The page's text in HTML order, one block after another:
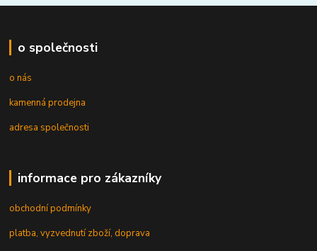
o společnosti
o nás
kamenná prodejna
adresa společnosti
informace pro zákazníky
obchodní podmínky
platba, vyzvednutí zboží, doprava